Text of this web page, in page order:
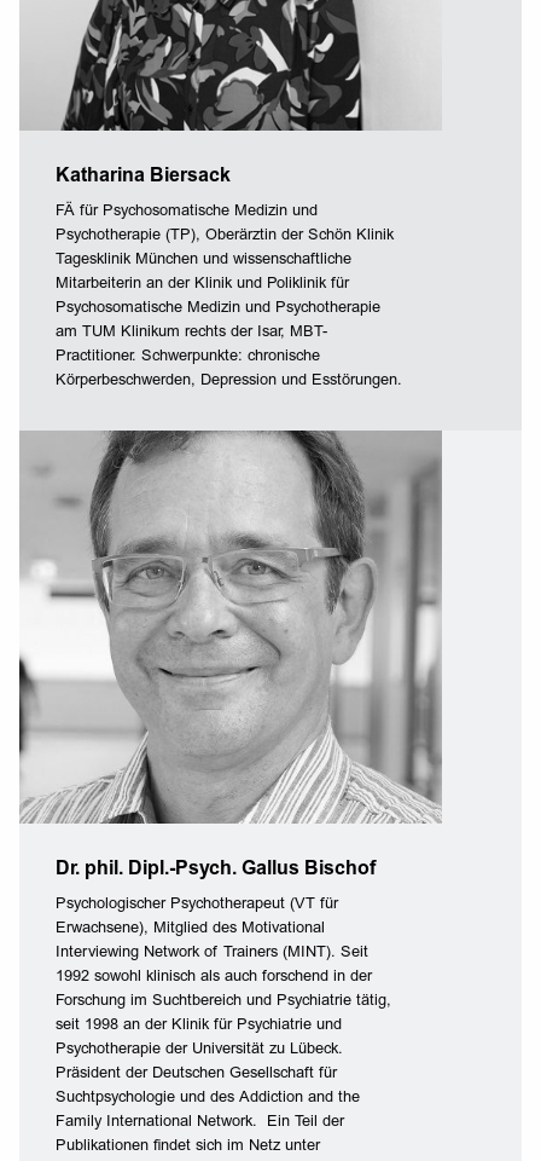
Katharina Biersack
FÄ für Psychosomatische Medizin und
Psychotherapie (TP), Oberärztin der Schön Klinik
Tagesklinik München und wissenschaftliche
Mitarbeiterin an der Klinik und Poliklinik für
Psychosomatische Medizin und Psychotherapie
am TUM Klinikum rechts der Isar, MBT-
Practitioner. Schwerpunkte: chronische
Körperbeschwerden, Depression und Esstörungen.
Dr. phil. Dipl.-Psych. Gallus Bischof
Psychologischer Psychotherapeut (VT für
Erwachsene), Mitglied des Motivational
Interviewing Network of Trainers (MINT). Seit
1992 sowohl klinisch als auch forschend in der
Forschung im Suchtbereich und Psychiatrie tätig,
seit 1998 an der Klinik für Psychiatrie und
Psychotherapie der Universität zu Lübeck.
Präsident der Deutschen Gesellschaft für
Suchtpsychologie und des Addiction and the
Family International Network. Ein Teil der
Publikationen findet sich im Netz unter